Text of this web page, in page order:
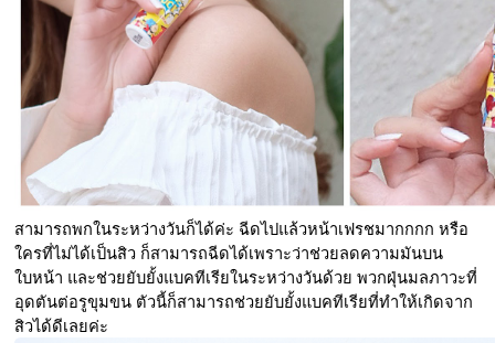
สามารถพกในระหว่างวันก็ได้ค่ะ ฉีดไปแล้วหน้าเฟรชมากกกก หรือ
ใครที่ไม่ได้เป็นสิว ก็สามารถฉีดได้เพราะว่าช่วยลดความมันบน
ใบหน้า และช่วยยับยั้งแบคทีเรียในระหว่างวันด้วย พวกฝุ่นมลภาวะที่
อุดตันต่อรูขุมขน ตัวนี้ก็สามารถช่วยยับยั้งแบคทีเรียที่ทำให้เกิดจาก
สิวได้ดีเลยค่ะ